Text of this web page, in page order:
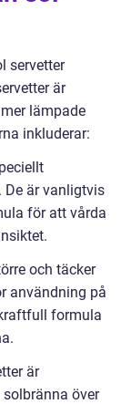
servetter
är
lämpade
inkluderar:
är vanligtvis
för att vårda
och täcker
användning på
formula
är
över